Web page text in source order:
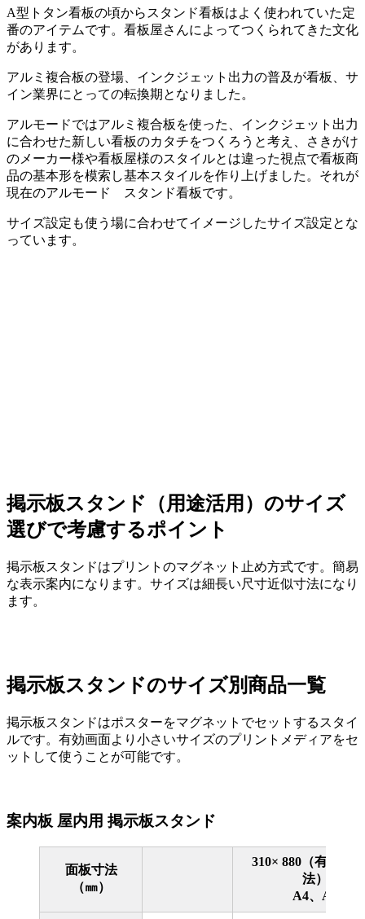
A型トタン看板の頃からスタンド看板はよく使われていた定
番のアイテムです。看板屋さんによってつくられてきた文化
があります。
アルミ複合板の登場、インクジェット出力の普及が看板、サ
イン業界にとっての転換期となりました。
アルモードではアルミ複合板を使った、インクジェット出力
に合わせた新しい看板のカタチをつくろうと考え、さきがけ
のメーカー様や看板屋様のスタイルとは違った視点で看板商
品の基本形を模索し基本スタイルを作り上げました。それが
現在のアルモード スタンド看板です。
サイズ設定も使う場に合わせてイメージしたサイズ設定とな
っています。
掲示板スタンド（用途活用）のサイズ
選びで考慮するポイント
掲示板スタンドはプリントのマグネット止め方式です。簡易
な表示案内になります。サイズは細長い尺寸近似寸法になり
ます。
掲示板スタンドのサイズ別商品一覧
掲示板スタンドはポスターをマグネットでセットするスタイ
ルです。有効画面より小さいサイズのプリントメディアをセ
ットして使うことが可能です。
案内板 屋内用 掲示板スタンド
面板寸法
（㎜）
310× 880（有効画
法）
A4、A3